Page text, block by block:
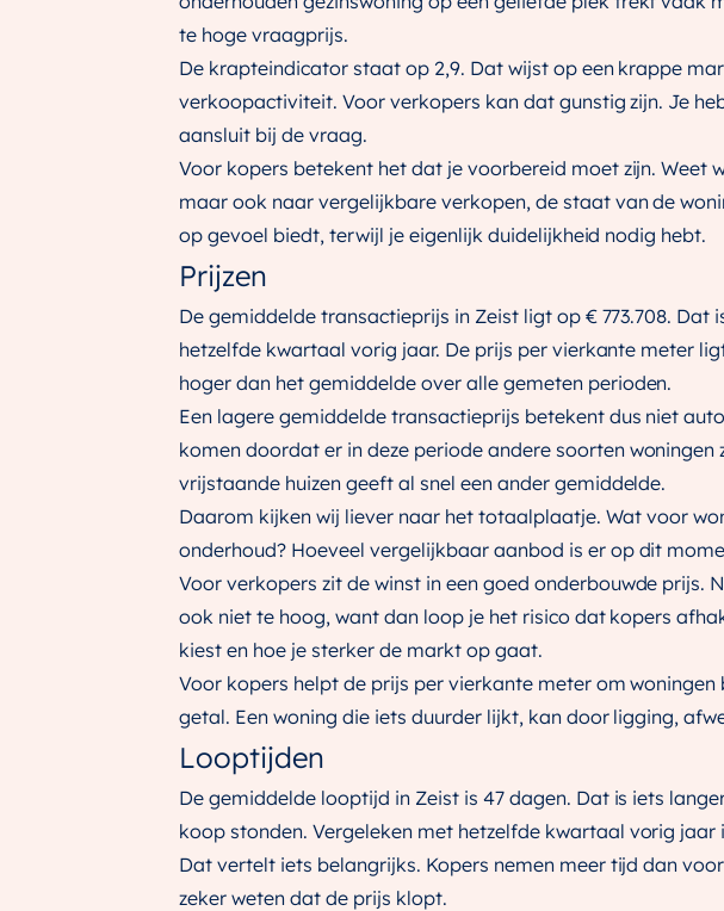
te hoge vraagprijs.
De krapteindicator staat op 2,9. Dat wijst op een krappe
verkoopactiviteit. Voor verkopers kan dat gunstig zijn. Je
aansluit bij de vraag.
Voor kopers betekent het dat je voorbereid moet zijn.
maar ook naar vergelijkbare verkopen, de staat van de
op gevoel biedt, terwijl je eigenlijk duidelijkheid nodig hebt.
Prijzen
De gemiddelde transactieprijs in Zeist ligt op € 773.708.
hetzelfde kwartaal vorig jaar. De prijs per vierkante meter
hoger dan het gemiddelde over alle gemeten perioden.
Een lagere gemiddelde transactieprijs betekent dus niet
komen doordat er in deze periode andere soorten
vrijstaande huizen geeft al snel een ander gemiddelde.
Daarom kijken wij liever naar het totaalplaatje. Wat voor
onderhoud? Hoeveel vergelijkbaar aanbod is er op dit
Voor verkopers zit de winst in een goed onderbouwde
ook niet te hoog, want dan loop je het risico dat kopers
kiest en hoe je sterker de markt op gaat.
Voor kopers helpt de prijs per vierkante meter om
getal. Een woning die iets duurder lijkt, kan door ligging,
Looptijden
De gemiddelde looptijd in Zeist is 47 dagen. Dat is iets
koop stonden. Vergeleken met hetzelfde kwartaal vorig
Dat vertelt iets belangrijks. Kopers nemen meer tijd dan
zeker weten dat de prijs klopt.